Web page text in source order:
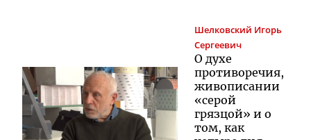
Шелковский Игорь
Сергеевич
О духе
противоречия,
живописании
«серой
грязцой» и о
том, как